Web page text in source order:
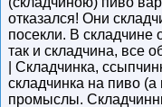
отказался! Они
посекли. В складчине
так и складчина, все
| Складчинка,
складчинка на пиво
промыслы.